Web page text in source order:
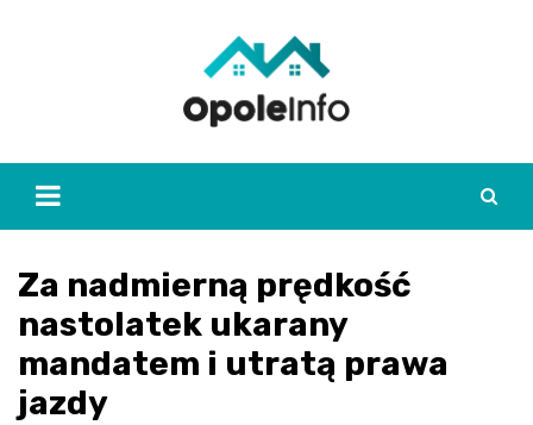
Za nadmierną prędkość
nastolatek ukarany
mandatem i utratą prawa
jazdy